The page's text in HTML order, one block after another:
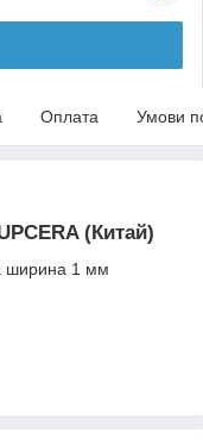
Оплата Умови
(Китай)
ширина 1 мм